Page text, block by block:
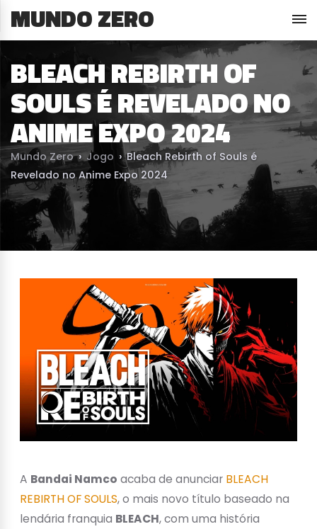
MUNDO ZERO
BLEACH REBIRTH OF
SOULS É REVELADO NO
ANIME EXPO 2024
Mundo Zero › Jogo › Bleach Rebirth of Souls é
Revelado no Anime Expo 2024
A Bandai Namco acaba de anunciar BLEACH
REBIRTH OF SOULS, o mais novo título baseado na
lendária franquia BLEACH, com uma história